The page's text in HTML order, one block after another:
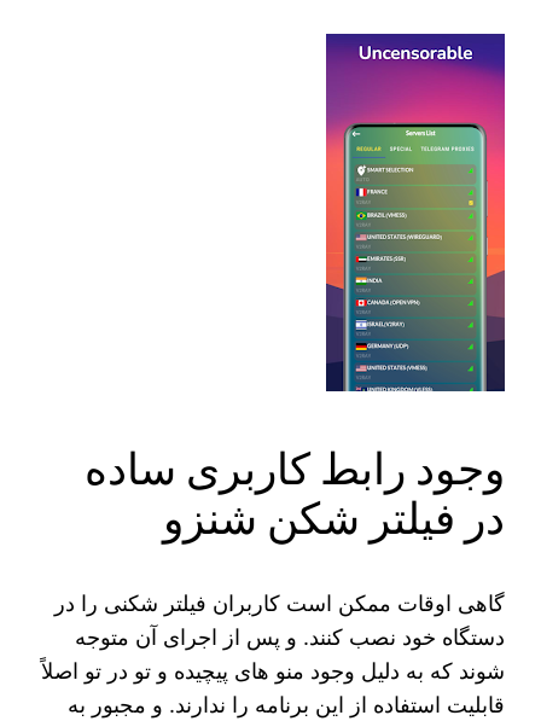
وجود رابط کاربری ساده
در فیلتر شکن شنزو
گاهی اوقات ممکن است کاربران فیلتر شکنی را در
دستگاه خود نصب کنند. و پس از اجرای آن متوجه
شوند که به دلیل وجود منو های پیچیده و تو در تو اصلاً
قابلیت استفاده از این برنامه را ندارند. و مجبور به